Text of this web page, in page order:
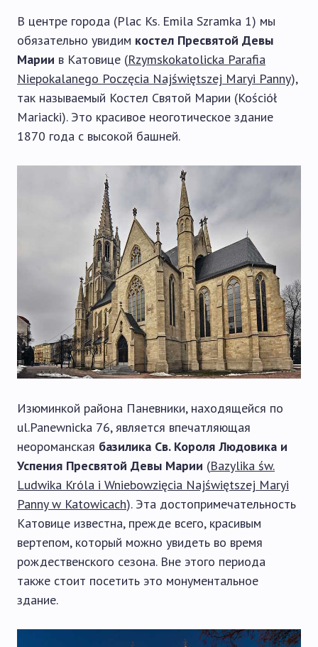
В центре города (Plac Ks. Emila Szramka 1) мы
обязательно увидим костел Пресвятой Девы
Марии в Катовице (Rzymskokatolicka Parafia
Niepokalanego Poczęcia Najświętszej Maryi Panny),
так называемый Костел Святой Марии (Kościół
Mariacki). Это красивое неоготическое здание
1870 года с высокой башней.
Изюминкой района Паневники, находящейся по
ul.Panewnicka 76, является впечатляющая
неороманская базилика Св. Короля Людовика и
Успения Пресвятой Девы Марии (Bazylika św.
Ludwika Króla i Wniebowzięcia Najświętszej Maryi
Panny w Katowicach). Эта достопримечательность
Катовице известна, прежде всего, красивым
вертепом, который можно увидеть во время
рождественского сезона. Вне этого периода
также стоит посетить это монументальное
здание.